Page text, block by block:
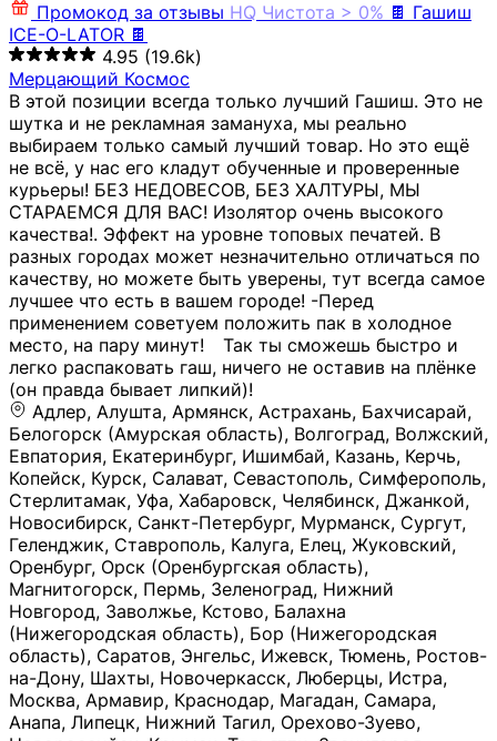
Промокод за отзывы HQ Чистота > 0% 🍫 Гашиш
ICE-O-LATOR 🍫
4.95 (19.6k)
Мерцающий Космос
В этой позиции всегда только лучший Гашиш. Это не
шутка и не рекламная замануха, мы реально
выбираем только самый лучший товар. Но это ещё
не всё, у нас его кладут обученные и проверенные
курьеры! БЕЗ НЕДОВЕСОВ, БЕЗ ХАЛТУРЫ, МЫ
СТАРАЕМСЯ ДЛЯ ВАС! Изолятор очень высокого
качества!. Эффект на уровне топовых печатей. В
разных городах может незначительно отличаться по
качеству, но можете быть уверены, тут всегда самое
лучшее что есть в вашем городе! -Перед
применением советуем положить пак в холодное
место, на пару минут!⠀ Так ты сможешь быстро и
легко распаковать гаш, ничего не оставив на плёнке
(он правда бывает липкий)!
Адлер, Алушта, Армянск, Астрахань, Бахчисарай,
Белогорск (Амурская область), Волгоград, Волжский,
Евпатория, Екатеринбург, Ишимбай, Казань, Керчь,
Копейск, Курск, Салават, Севастополь, Симферополь,
Стерлитамак, Уфа, Хабаровск, Челябинск, Джанкой,
Новосибирск, Санкт-Петербург, Мурманск, Сургут,
Геленджик, Ставрополь, Калуга, Елец, Жуковский,
Оренбург, Орск (Оренбургская область),
Магнитогорск, Пермь, Зеленоград, Нижний
Новгород, Заволжье, Кстово, Балахна
(Нижегородская область), Бор (Нижегородская
область), Саратов, Энгельс, Ижевск, Тюмень, Ростов-
на-Дону, Шахты, Новочеркасск, Люберцы, Истра,
Москва, Армавир, Краснодар, Магадан, Самара,
Анапа, Липецк, Нижний Тагил, Орехово-Зуево,